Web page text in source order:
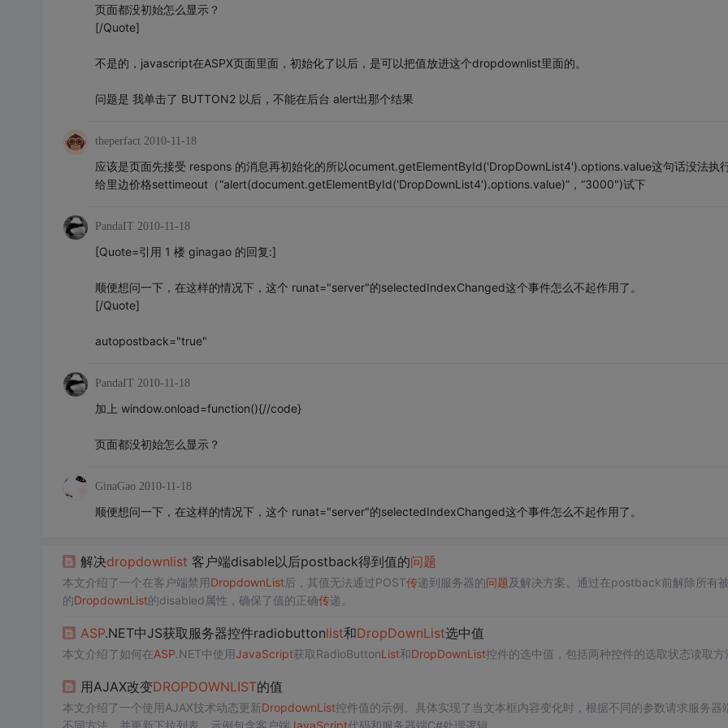
页面都没初始怎么显示？
[/Quote]
不是的，javascript在ASPX页面里面，初始化了以后，是可以把值放进这个dropdownlist里面的。
问题是 我单击了 BUTTON2 以后，不能在后台 alert出那个结果
theperfact 2010-11-18
应该是页面先接受 respons 的消息再初始化的所以ocument.getElementById('DropDownList4').options.value这句话没法执
给里边价格settimeout（“alert(document.getElementById('DropDownList4').options.value)”，“3000")试下
PandaIT 2010-11-18
[Quote=引用 1 楼 ginagao 的回复:]
顺便想问一下，在这样的情况下，这个 runat="server"的selectedIndexChanged这个事件怎么不起作用了。
[/Quote]
autopostback="true"
PandaIT 2010-11-18
加上 window.onload=function(){//code}
页面都没初始怎么显示？
GinaGao 2010-11-18
顺便想问一下，在这样的情况下，这个 runat="server"的selectedIndexChanged这个事件怎么不起作用了。
解决dropdownlist 客户端disable以后postback得到值的问题
本文介绍了一个在客户端禁用DropdownList后，其值无法通过POST传递到服务器的问题及解决方案。通过在postback前解除所有
的DropdownList的disabled属性，确保了值的正确传递。
ASP.NET中JS获取服务器控件radiobuttonlist和DropDownList选中值
本文介绍了如何在ASP .NET中使用JavaScript获取RadioButtonList和DropDownList控件的选中值，包括两种控件的选取状态读取方
用AJAX改变DROPDOWNLIST的值
本文介绍了一个使用AJAX技术动态更新DropdownList控件值的示例。具体实现了当文本框内容变化时，根据不同的参数请求服务器
不同方法，并更新下拉列表。示例包含客户端JavaScript代码和服务器端C#处理逻辑。